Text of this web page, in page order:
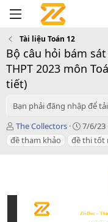
Tài liệu Toán 12
Bộ câu hỏi bám
THPT 2023 môn
tiết)
Bạn phải đăng nhập để tải
T
á
c
The Collectors
C
r
e
d
7/6/23
đề tham khảo
đề thi tốt